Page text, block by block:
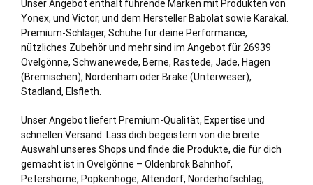
Unser Angebot enthält führende Marken mit Produkten von
Yonex, und Victor, und dem Hersteller Babolat sowie Karakal.
Premium-Schläger, Schuhe für deine Performance,
nützliches Zubehör und mehr sind im Angebot für 26939
Ovelgönne, Schwanewede, Berne, Rastede, Jade, Hagen
(Bremischen), Nordenham oder Brake (Unterweser),
Stadland, Elsfleth
Unser Angebot liefert Premium-Qualität, Expertise und
schnellen Versand. Lass dich begeistern von die breite
Auswahl unseres Shops und finde die Produkte, die für dich
gemacht ist in Ovelgönne – Oldenbrok Bahnhof,
Petershörne, Popkenhöge, Altendorf, Norderhofschlag,